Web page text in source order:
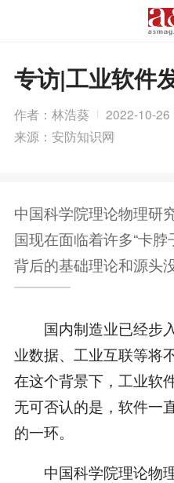
专访|工业软件
作者：林浩葵
2022-10-26
来源：安防知识网
中国科学院理论物理研
国现在面临着许多“卡
背后的基础理论和源头
国内制造业已经步
业数据、工业互联等将
在这个背景下，工业软
无可否认的是，软件一
的一环。
中国科学院理论物